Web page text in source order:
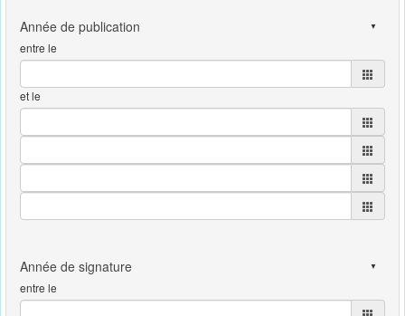
entre le
et le
entre le